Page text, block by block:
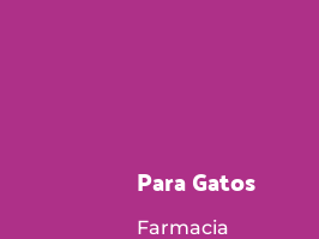
Para Gatos
Farmacia